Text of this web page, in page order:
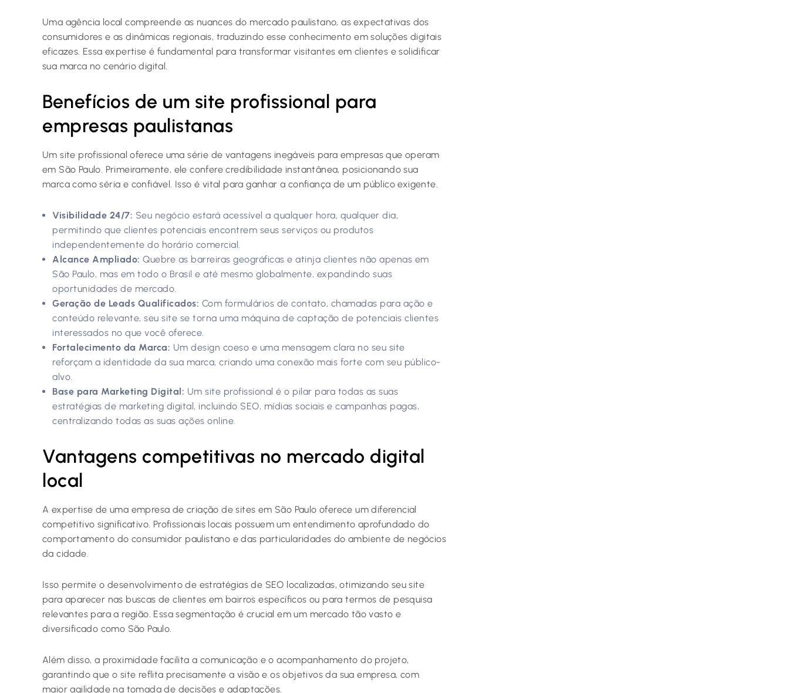
Uma agência local compreende as nuances do mercado paulistano, as expectativas dos
consumidores e as dinâmicas regionais, traduzindo esse conhecimento em soluções digitais
eficazes. Essa expertise é fundamental para transformar visitantes em clientes e solidificar
sua marca no cenário digital.
Benefícios de um site profissional para
empresas paulistanas
Um site profissional oferece uma série de vantagens inegáveis para empresas que operam
em São Paulo. Primeiramente, ele confere credibilidade instantânea, posicionando sua
marca como séria e confiável. Isso é vital para ganhar a confiança de um público exigente.
Visibilidade 24/7: Seu negócio estará acessível a qualquer hora, qualquer dia,
permitindo que clientes potenciais encontrem seus serviços ou produtos
independentemente do horário comercial.
Alcance Ampliado: Quebre as barreiras geográficas e atinja clientes não apenas em
São Paulo, mas em todo o Brasil e até mesmo globalmente, expandindo suas
oportunidades de mercado.
Geração de Leads Qualificados: Com formulários de contato, chamadas para ação e
conteúdo relevante, seu site se torna uma máquina de captação de potenciais clientes
interessados no que você oferece.
Fortalecimento da Marca: Um design coeso e uma mensagem clara no seu site
reforçam a identidade da sua marca, criando uma conexão mais forte com seu público-
alvo.
Base para Marketing Digital: Um site profissional é o pilar para todas as suas
estratégias de marketing digital, incluindo SEO, mídias sociais e campanhas pagas,
centralizando todas as suas ações online.
Vantagens competitivas no mercado digital
local
A expertise de uma empresa de criação de sites em São Paulo oferece um diferencial
competitivo significativo. Profissionais locais possuem um entendimento aprofundado do
comportamento do consumidor paulistano e das particularidades do ambiente de negócios
da cidade.
Isso permite o desenvolvimento de estratégias de SEO localizadas, otimizando seu site
para aparecer nas buscas de clientes em bairros específicos ou para termos de pesquisa
relevantes para a região. Essa segmentação é crucial em um mercado tão vasto e
diversificado como São Paulo.
Além disso, a proximidade facilita a comunicação e o acompanhamento do projeto,
garantindo que o site reflita precisamente a visão e os objetivos da sua empresa, com
maior agilidade na tomada de decisões e adaptações.